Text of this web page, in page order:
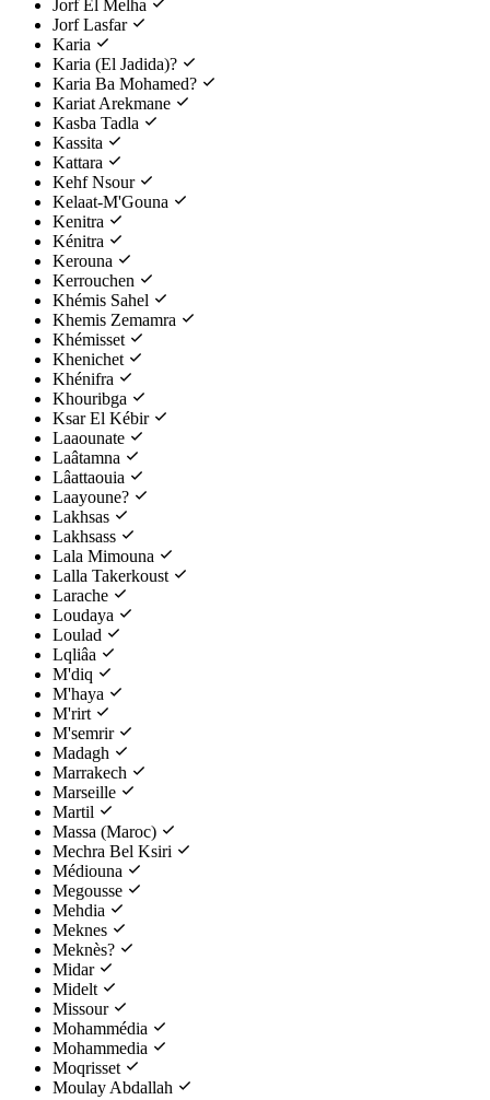
Jorf El Melha
Jorf Lasfar
Karia
Karia (El Jadida)?
Karia Ba Mohamed?
Kariat Arekmane
Kasba Tadla
Kassita
Kattara
Kehf Nsour
Kelaat-M'Gouna
Kenitra
Kénitra
Kerouna
Kerrouchen
Khémis Sahel
Khemis Zemamra
Khémisset
Khenichet
Khénifra
Khouribga
Ksar El Kébir
Laaounate
Laâtamna
Lâattaouia
Laayoune?
Lakhsas
Lakhsass
Lala Mimouna
Lalla Takerkoust
Larache
Loudaya
Loulad
Lqliâa
M'diq
M'haya
M'rirt
M'semrir
Madagh
Marrakech
Marseille
Martil
Massa (Maroc)
Mechra Bel Ksiri
Médiouna
Megousse
Mehdia
Meknes
Meknès?
Midar
Midelt
Missour
Mohammédia
Mohammedia
Moqrisset
Moulay Abdallah